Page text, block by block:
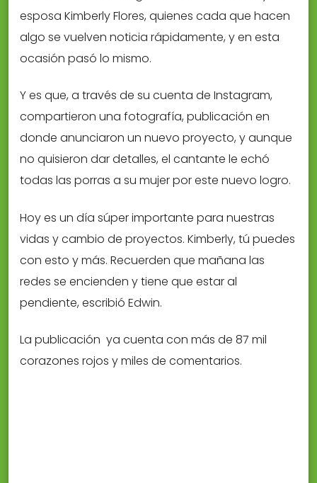
esposa Kimberly Flores, quienes cada que hacen
algo se vuelven noticia rápidamente, y en esta
ocasión pasó lo mismo.
Y es que, a través de su cuenta de Instagram,
compartieron una fotografía, publicación en
donde anunciaron un nuevo proyecto, y aunque
no quisieron dar detalles, el cantante le echó
todas las porras a su mujer por este nuevo logro.
Hoy es un día súper importante para nuestras
vidas y cambio de proyectos. Kimberly, tú puedes
con esto y más. Recuerden que mañana las
redes se encienden y tiene que estar al
pendiente, escribió Edwin.
La publicación ya cuenta con más de 87 mil
corazones rojos y miles de comentarios.